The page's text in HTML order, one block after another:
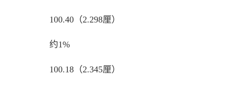
100.40（2.298厘）
约1%
100.18（2.345厘）